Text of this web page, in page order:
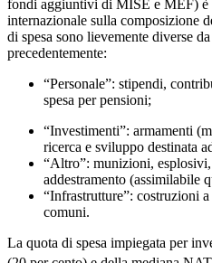
fondi aggiuntivi di MISE e MEF) è
internazionale sulla composizione
di spesa sono lievemente diverse
precedentemente:
“Personale”: stipendi,
spesa per pensioni;
“Investimenti”: armamenti
ricerca e sviluppo destinata
“Altro”: munizioni, esplosivi,
addestramento (assimilabile
“Infrastrutture”: costruzioni
comuni.
La quota di spesa impiegata per